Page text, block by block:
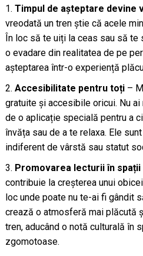
Timpul de așteptare devine
vreodată un tren știe că acele
În loc să te uiți la ceas sau să
o evadare din realitatea de pe
așteptarea într-o experiență
Accesibilitate pentru toți–
gratuite și accesibile oricui. Nu
de o aplicație specială pentru a
învăța sau de a te relaxa. Ele
indiferent de vârstă sau statut
Promovarea lecturii în spații
contribuie la creșterea unui
loc unde poate nu te-ai fi gândit
crează o atmosferă mai plăcută
tren, aducând o notă culturală în
zgomotoase.